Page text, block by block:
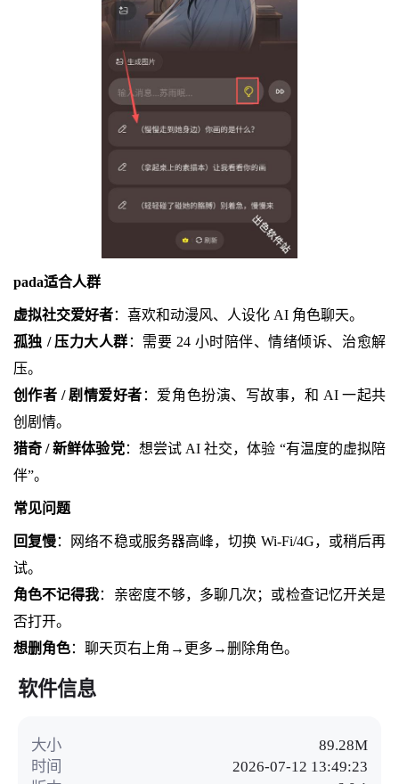
pada适合人群
虚拟社交爱好者：喜欢和动漫风、人设化 AI 角色聊天。
孤独 / 压力大人群 ：需要 24 小时陪伴、情绪倾诉、治愈解
压。
创作者 / 剧情爱好者 ：爱角色扮演、写故事，和 AI 一起共
创剧情。
猎奇 / 新鲜体验党：想尝试 AI 社交，体验 “有温度的虚拟陪
伴”。
常见问题
回复慢：网络不稳或服务器高峰，切换 Wi‑Fi/4G，或稍后再
试。
角色不记得我：亲密度不够，多聊几次；或检查记忆开关是
否打开。
想删角色：聊天页右上角→更多→删除角色。
软件信息
大小
89.28M
时间
2026-07-12 13:49:23